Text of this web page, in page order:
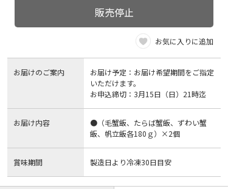
販売停止
お気に入りに追加
お届けのご案内
お届け予定：お届け希望期間をご指定
いただけます。
お申込締切：3月15日（日）21時迄
お届け内容
●（毛蟹飯、たらば蟹飯、ずわい蟹
飯、帆立飯各180ｇ）×2個
賞味期間 製造日より冷凍30日目安